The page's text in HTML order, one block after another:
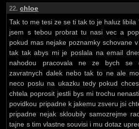
22. chloe
Tak to me tesi ze se ti tak to je haluz libila
jsem s tebou probrat tu nasi vec a
pokud mas nejake poznamky schovane
tak tak abys mi je poslala na email
nahodou pracovala ne ze bych se
zavratnych dalek nebo tak to ne ale
neco poslu na ukazku tedy pokud
chtela poprosit jestli bys mi trochu
povidkou pripadne k jakemu zsveru jsi
pripadne nejak skloubily samozrejme
tajne s tim vlastne souvisi i mu dotaz